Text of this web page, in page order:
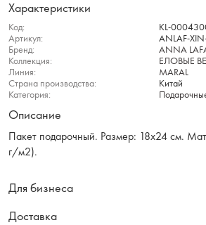
Характеристики
Код:
KL-
Артикул:
ANLAF-
Бренд:
ANNA
Коллекция:
ЕЛОВЫЕ
Линия:
MARAL
Страна производства:
Китай
Категория:
Описание
Пакет подарочный. Размер: 18х24 см.
г/м2).
Для бизнеса
Доставка